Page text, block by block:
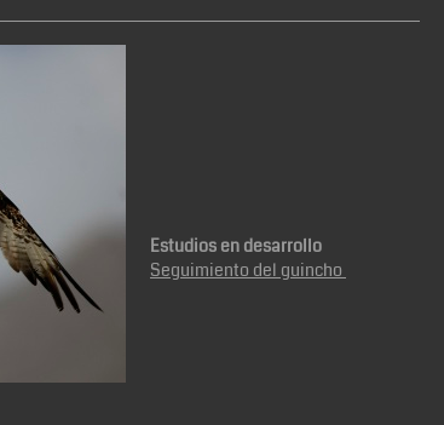
Estudios en desarrollo
Seguimiento del guincho